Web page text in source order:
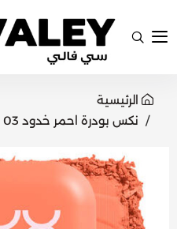
سي فالي
الرئيسية
نكس بودرة احمر خدود 03 بترميلت سونر ذا بوتا 5 جم